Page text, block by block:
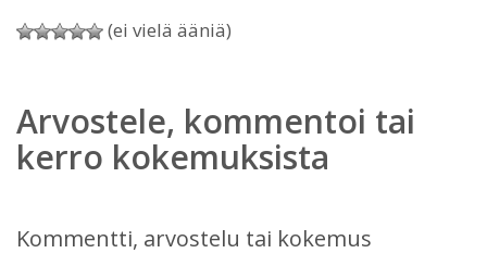
(ei vielä ääniä)
Arvostele, kommentoi tai
kerro kokemuksista
Kommentti, arvostelu tai kokemus